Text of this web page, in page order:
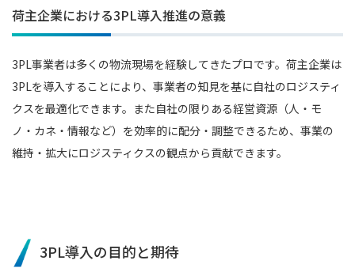
荷主企業における3PL導入推進の意義
3PL事業者は多くの物流現場を経験してきたプロです。荷主企業は
3PLを導入することにより、事業者の知見を基に自社のロジスティ
クスを最適化できます。また自社の限りある経営資源（人・モ
ノ・カネ・情報など）を効率的に配分・調整できるため、事業の
維持・拡大にロジスティクスの観点から貢献できます。
3PL導入の目的と期待